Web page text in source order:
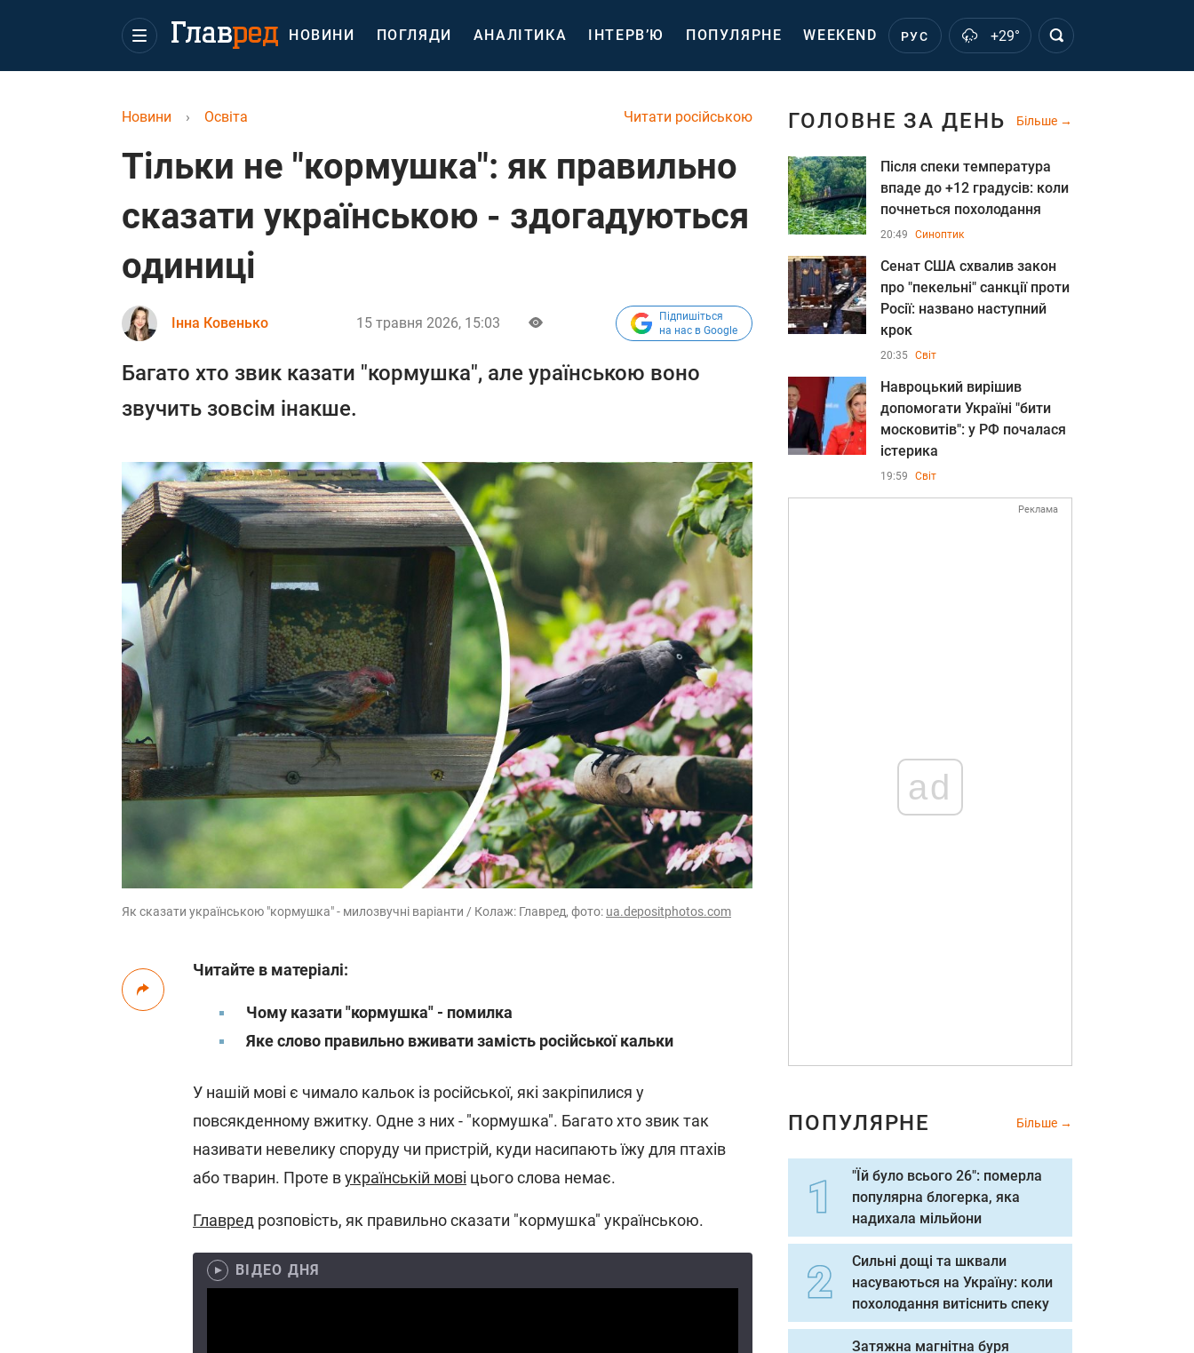
НОВИНИ ПОГЛЯДИ АНАЛІТИКА ІНТЕРВ’Ю ПОПУЛЯРНЕ WEEKEND РУС +29°
Читати російською
Новини › Освіта
Тільки не "кормушка": як правильно
сказати українською - здогадуються
одиниці
Інна Ковенько 15 травня 2026, 15:03
Підпишіться
на нас в Google
Багато хто звик казати "кормушка", але ураїнською воно
звучить зовсім інакше.
Як сказати українською "кормушка" - милозвучні варіанти / Колаж: Главред, фото: ua.depositphotos.com
Читайте в матеріалі:
Чому казати "кормушка" - помилка
Яке слово правильно вживати замість російської кальки
У нашій мові є чимало кальок із російської, які закріпилися у
повсякденному вжитку. Одне з них - "кормушка". Багато хто звик так
називати невелику споруду чи пристрій, куди насипають їжу для птахів
або тварин. Проте вукраїнській мові цього слова немає.
Главред розповість, як правильно сказати "кормушка" українською.
ВІДЕО ДНЯ
ГОЛОВНЕ ЗА ДЕНЬ Більше
Після спеки температура
впаде до +12 градусів: коли
почнеться похолодання
20:49 Синоптик
Сенат США схвалив закон
про "пекельні" санкції проти
Росії: названо наступний
крок
20:35 Світ
Навроцький вирішив
допомогати Україні "бити
московитів": у РФ почалася
істерика
19:59 Світ
Реклама
ad
ПОПУЛЯРНЕ Більше
"Їй було всього 26": померла
популярна блогерка, яка
надихала мільйони
Сильні дощі та шквали
насуваються на Україну: коли
похолодання витіснить спеку
Затяжна магнітна буря